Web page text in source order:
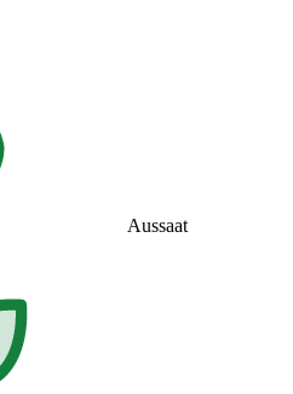
Aussaat